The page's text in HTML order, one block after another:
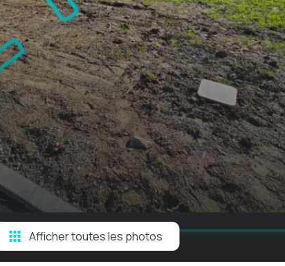
Afficher toutes les photos